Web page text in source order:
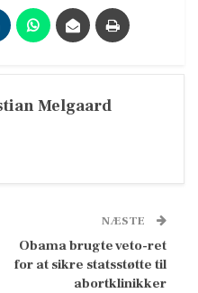
Melgaard
NÆSTE
Obama brugte veto-ret
for at sikre statsstøtte til
abortklinikker